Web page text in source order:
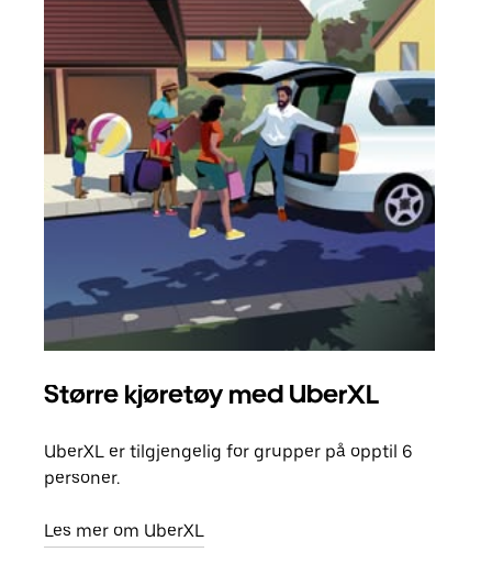
Større kjøretøy med UberXL
UberXL er tilgjengelig for grupper på opptil 6
personer.
Les mer om UberXL